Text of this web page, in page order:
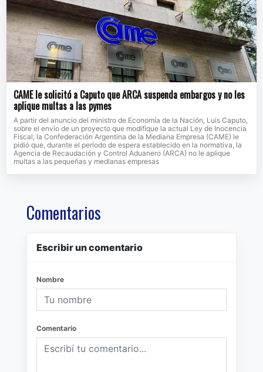
CAME le solicitó a Caputo que ARCA suspenda embargos y no les
aplique multas a las pymes
A partir del anuncio del ministro de Economía de la Nación, Luis Caputo,
sobre el envío de un proyecto que modifique la actual Ley de Inocencia
Fiscal, la Confederación Argentina de la Mediana Empresa (CAME) le
pidió que, durante el período de espera establecido en la normativa, la
Agencia de Recaudación y Control Aduanero (ARCA) no le aplique
multas a las pequeñas y medianas empresas
Comentarios
Escribir un comentario
Nombre
Comentario